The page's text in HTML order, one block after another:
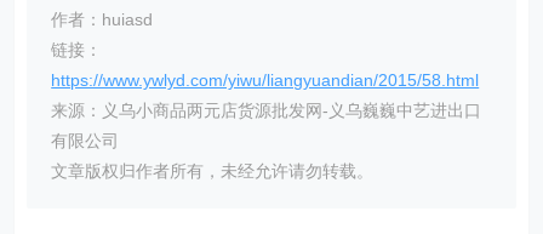
作者：huiasd
链接：
https://www.ywlyd.com/yiwu/liangyuandian/2015/58.html
来源：义乌小商品两元店货源批发网-义乌巍巍中艺进出口
有限公司
文章版权归作者所有，未经允许请勿转载。